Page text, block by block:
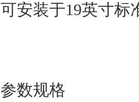
可安装于19英寸标
参数规格